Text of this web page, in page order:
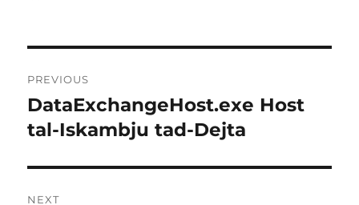
navigation
PREVIOUS
Previous
post:
DataExchangeHost.exe Host
tal-Iskambju tad-Dejta
NEXT